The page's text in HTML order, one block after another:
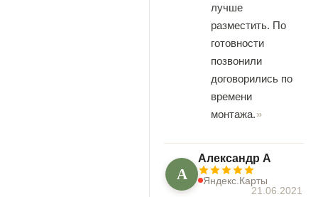
лучше
разместить. По
готовности
позвонили
договорились по
времени
монтажа.
А
Александр А
Яндекс.Карты
21.06.2021